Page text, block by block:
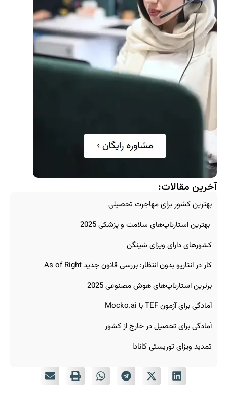
آخرین مقالات:
بهترین کشور برای مهاجرت تحصیلی
بهترین استارتاپ‌های سلامت و پزشکی 2025
کشورهای دارای ویزای شینگن
کار در انتاریو بدون انتظار: بررسی قانون جدید As of Right
برترین استارتاپ‌های هوش مصنوعی 2025
آمادگی برای آزمون TEF با Mocko.ai
آمادگی برای تحصیل در خارج از کشور
تمدید ویزای توریستی کانادا